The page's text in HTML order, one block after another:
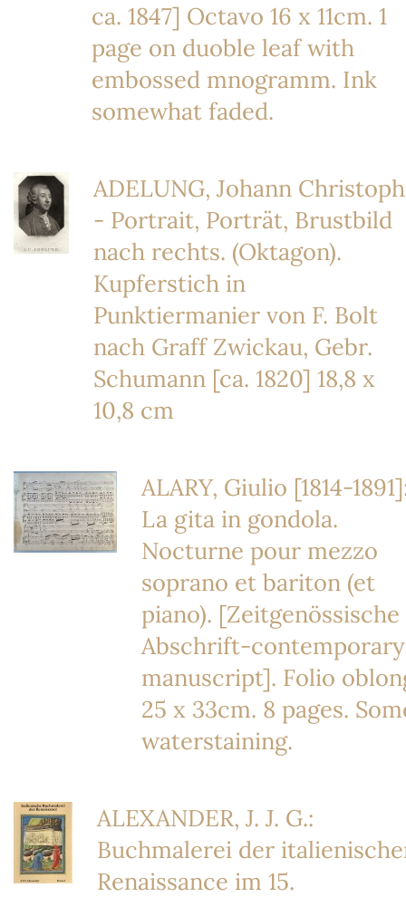
ca. 1847] Octavo 16 x 11cm. 1
page on duoble leaf with
embossed mnogramm. Ink
somewhat faded.
ADELUNG, Johann
- Portrait, Porträt, Brustbild
nach rechts. (Oktagon).
Kupferstich in
Punktiermanier von F. Bolt
nach Graff Zwickau, Gebr.
Schumann [ca. 1820] 18,8 x
10,8 cm
ALARY, Giulio [1814-
La gita in gondola.
Nocturne pour mezzo
soprano et bariton (et
piano). [Zeitgenössische
Abschrift-contemporary
manuscript]. Folio
25 x 33cm. 8 pages.
waterstaining.
ALEXANDER, J. J. G.:
Buchmalerei der
Renaissance im 15.